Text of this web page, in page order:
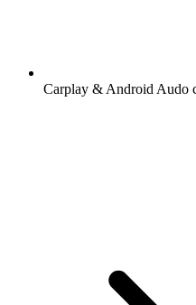
Carplay & Android Audo